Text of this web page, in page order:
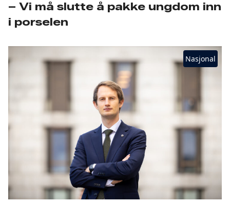
– Vi må slutte å pakke ungdom inn
i porselen
Nasjonal